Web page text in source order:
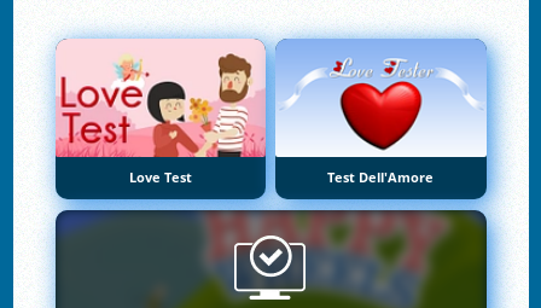
Love Test Test Dell'Amore